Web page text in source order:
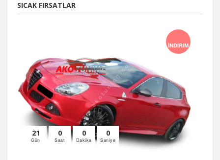
SICAK FIRSATLAR
İNDIRIM
21
Gün
0
Saat
0
Dakika
0
Saniye